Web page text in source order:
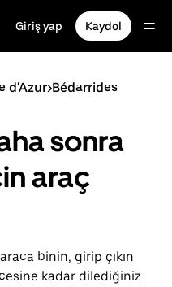
Giriş yap Kaydol
d'Azur>Bédarrides
sonra
araç
binin, girip çıkın
kadar dilediğiniz